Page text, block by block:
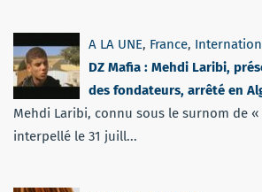
A LA UNE, France,
DZ Mafia : Mehdi Laribi,
des fondateurs, arrêté en
Mehdi Laribi, connu sous le surnom de «
interpellé le 31 juill...